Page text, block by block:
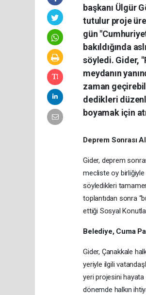
başkanı Ülgür
tutulur proje
gün
bakıldığında
söyledi. Gider,
meydanın
zaman
dedikleri
boyamak için
Deprem Sonrası
Gider, deprem
mecliste oy birliğiyle
söyledikleri
toplantıdan sonra
ettiği Sosyal
Belediye, Cuma
Gider, Çanakkale
yeriyle ilgili
yeri projesini hayata
dönemde halkın